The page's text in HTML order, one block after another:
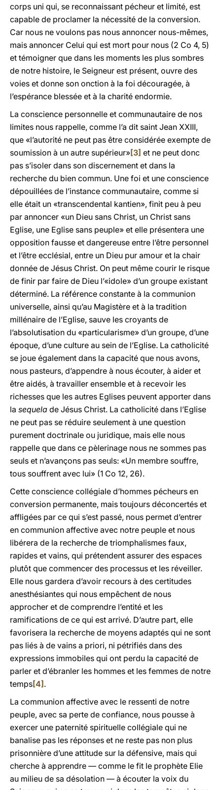
corps uni qui, se reconnaissant pécheur et limité, est
capable de proclamer la nécessité de la conversion.
Car nous ne voulons pas nous annoncer nous-mêmes,
mais annoncer Celui qui est mort pour nous (2 Co 4, 5)
et témoigner que dans les moments les plus sombres
de notre histoire, le Seigneur est présent, ouvre des
voies et donne son onction à la foi découragée, à
l’espérance blessée et à la charité endormie.
La conscience personnelle et communautaire de nos
limites nous rappelle, comme l’a dit saint Jean XXIII,
que «l’autorité ne peut pas être considérée exempte de
soumission à un autre supérieur»[3] et ne peut donc
pas s’isoler dans son discernement et dans la
recherche du bien commun. Une foi et une conscience
dépouillées de l’instance communautaire, comme si
elle était un «transcendental kantien», finit peu à peu
par annoncer «un Dieu sans Christ, un Christ sans
Eglise, une Eglise sans peuple» et elle présentera une
opposition fausse et dangereuse entre l’être personnel
et l’être ecclésial, entre un Dieu pur amour et la chair
donnée de Jésus Christ. On peut même courir le risque
de finir par faire de Dieu l’«idole» d’un groupe existant
déterminé. La référence constante à la communion
universelle, ainsi qu’au Magistère et à la tradition
millénaire de l’Eglise, sauve les croyants de
l’absolutisation du «particularisme» d’un groupe, d’une
époque, d’une culture au sein de l’Eglise. La catholicité
se joue également dans la capacité que nous avons,
nous pasteurs, d’appendre à nous écouter, à aider et
être aidés, à travailler ensemble et à recevoir les
richesses que les autres Eglises peuvent apporter dans
la sequela de Jésus Christ. La catholicité dans l’Eglise
ne peut pas se réduire seulement à une question
purement doctrinale ou juridique, mais elle nous
rappelle que dans ce pèlerinage nous ne sommes pas
seuls et n’avançons pas seuls: «Un membre souffre,
tous souffrent avec lui» (1 Co 12, 26).
Cette conscience collégiale d’hommes pécheurs en
conversion permanente, mais toujours déconcertés et
affligées par ce qui s’est passé, nous permet d’entrer
en communion affective avec notre peuple et nous
libérera de la recherche de triomphalismes faux,
rapides et vains, qui prétendent assurer des espaces
plutôt que commencer des processus et les réveiller.
Elle nous gardera d’avoir recours à des certitudes
anesthésiantes qui nous empêchent de nous
approcher et de comprendre l’entité et les
ramifications de ce qui est arrivé. D’autre part, elle
favorisera la recherche de moyens adaptés qui ne sont
pas liés à de vains a priori, ni pétrifiés dans des
expressions immobiles qui ont perdu la capacité de
parler et d’ébranler les hommes et les femmes de notre
temps[4] .
La communion affective avec le ressenti de notre
peuple, avec sa perte de confiance, nous pousse à
exercer une paternité spirituelle collégiale qui ne
banalise pas les réponses et ne reste pas non plus
prisonnière d’une attitude sur la défensive, mais qui
cherche à apprendre — comme le fit le prophète Elie
au milieu de sa désolation — à écouter la voix du